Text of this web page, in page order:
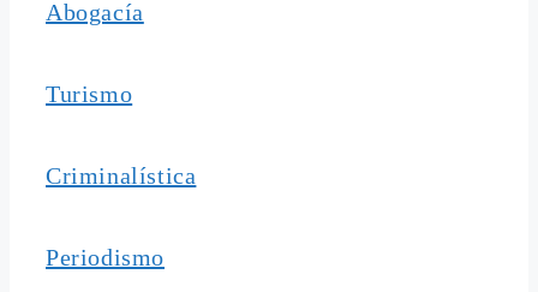
Abogacía
Turismo
Criminalística
Periodismo